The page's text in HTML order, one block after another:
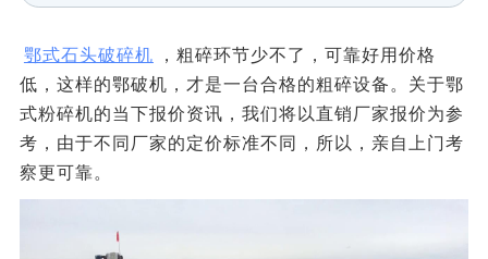
鄂式石头破碎机
，粗碎环节少不了，可靠好用价格
低，这样的鄂破机，才是一台合格的粗碎设备。关于鄂
式粉碎机的当下报价资讯，我们将以直销厂家报价为参
考，由于不同厂家的定价标准不同，所以，亲自上门考
察更可靠。